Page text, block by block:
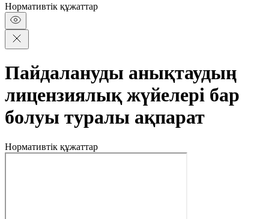
Нормативтік құжаттар
Пайдалануды анықтаудың
лицензиялық жүйелері бар
болуы туралы ақпарат
Нормативтік құжаттар